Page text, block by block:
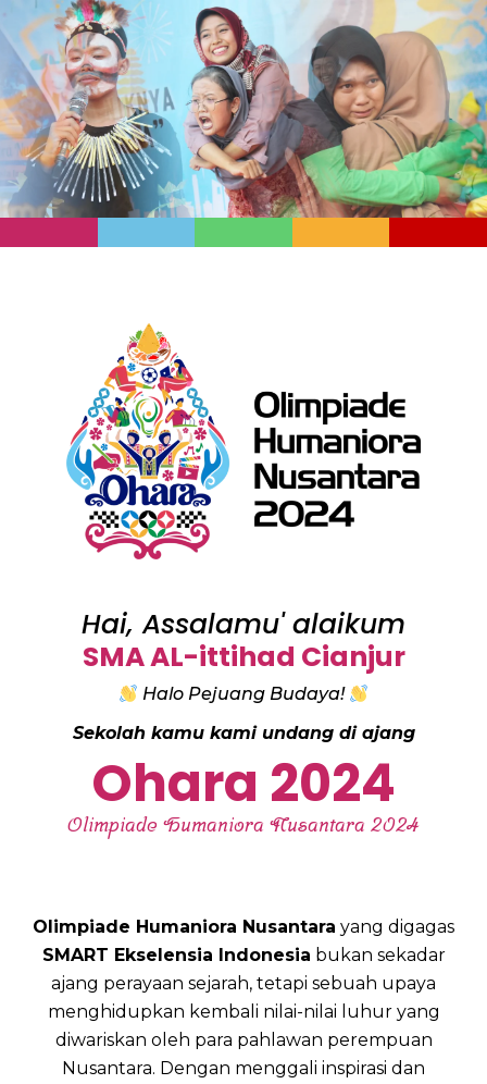
Hai, Assalamu' alaikum
SMA AL-ittihad Cianjur
Halo Pejuang Budaya!
Sekolah kamu kami undang di ajang
Ohara 2024
Olimpiade Humaniora Nusantara 2024
Olimpiade Humaniora Nusantara yang digagas
SMART Ekselensia Indonesia bukan sekadar
ajang perayaan sejarah, tetapi sebuah upaya
menghidupkan kembali nilai-nilai luhur yang
diwariskan oleh para pahlawan perempuan
Nusantara. Dengan menggali inspirasi dan